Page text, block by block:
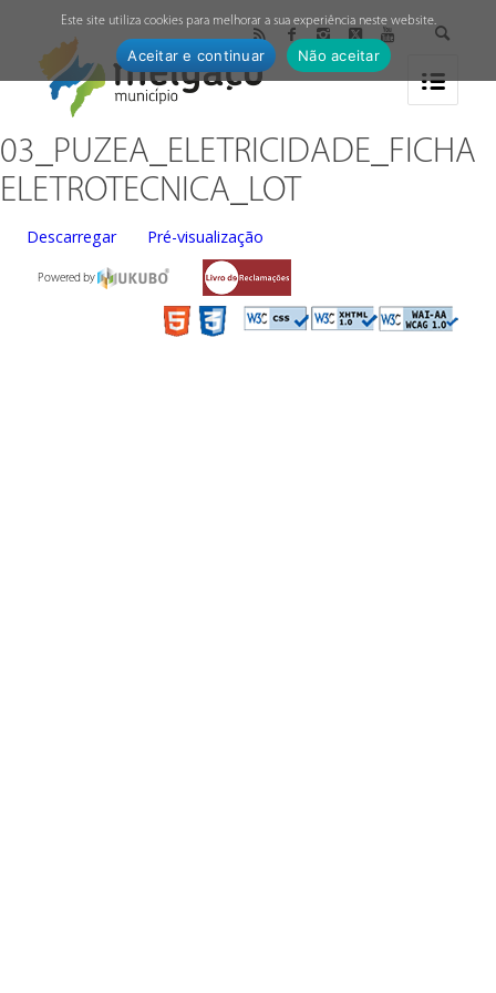
03_PUZEA_ELETRICIDADE_FICHA
ELETROTECNICA_LOT
Descarregar Pré-visualização
Powered by
Este site utiliza cookies para melhorar a sua experiência neste website.
Aceitar e continuar Não aceitar